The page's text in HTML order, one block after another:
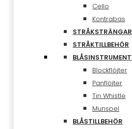
Cello
Kontrabas
STRÅKSTRÄNGAR
STRÅKTILLBEHÖR
BLÅSINSTRUMENT
Blockflöjter
Panflöjter
Tin Whistle
Munspel
BLÅSTILLBEHÖR